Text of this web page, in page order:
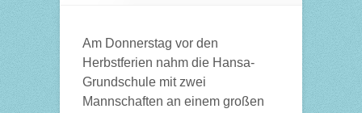
Am Donnerstag vor den
Herbstferien nahm die Hansa-
Grundschule mit zwei
Mannschaften an einem großen